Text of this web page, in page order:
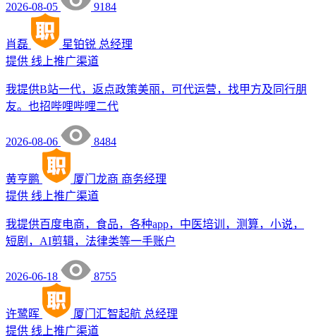
2026-08-05 9184
肖磊 星铂锐 总经理
提供 线上推广渠道
我提供B站一代，返点政策美丽，可代运营，找甲方及同行朋
友。也招哔哩哔哩二代
2026-08-06 8484
黄亨鹏 厦门龙商 商务经理
提供 线上推广渠道
我提供百度电商，食品，各种app，中医培训，测算，小说，
短剧，AI剪辑，法律类等一手账户
2026-06-18 8755
许鹭晖 厦门汇智起航 总经理
提供 线上推广渠道